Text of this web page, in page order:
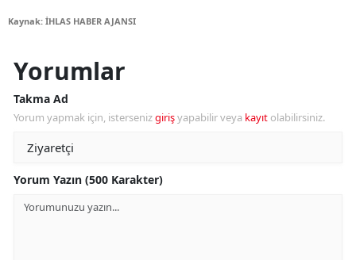
Kaynak: İHLAS HABER AJANSI
Yorumlar
Takma Ad
Yorum yapmak için, istersenizgirişyapabilir veya kayıt olabilirsiniz.
Yorum Yazın (500 Karakter)